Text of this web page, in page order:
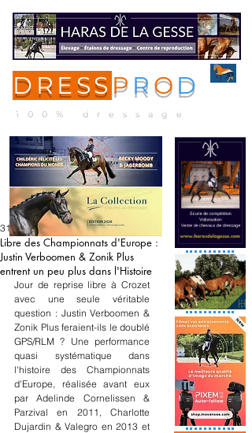
DRESS P R O D
100% dressage
Libre des Championnats d'Europe :
Justin Verboomen & Zonik Plus
entrent un peu plus dans l'Histoire
31 août 2025
Jour de reprise libre à Crozet
avec une seule véritable
question : Justin Verboomen &
Zonik Plus feraient-ils le doublé
GPS/RLM ? Une performance
quasi systématique dans
l'histoire des Championnats
d'Europe, réalisée avant eux
par Adelinde Cornelissen &
Parzival en 2011, Charlotte
Dujardin & Valegro en 2013 et